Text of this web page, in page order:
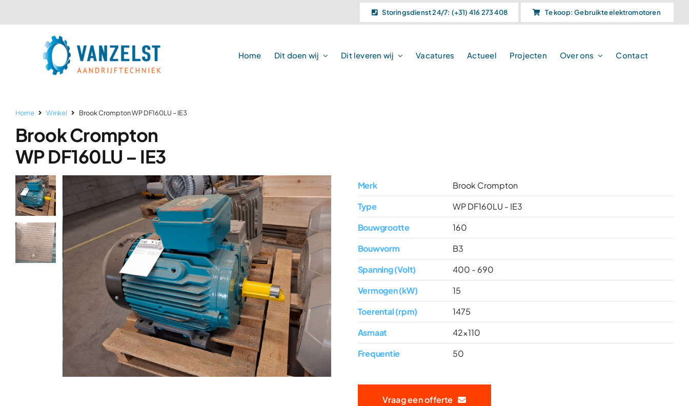
naar
Storingsdienst 24/7: (+31) 416 273 408 Te koop: Gebruikte elektromotoren
Home Dit doen wij Dit leveren wij Vacatures Actueel Projecten Over ons Contact
Home Winkel Brook Crompton WP DF160LU – IE3
Brook Crompton
WP DF160LU – IE3
Merk
Brook Crompton
Type
WP DF160LU - IE3
Bouwgrootte
160
Bouwvorm
B3
Spanning (Volt)
400 - 690
Vermogen (kW)
15
Toerental (rpm)
1475
Asmaat
42x110
Frequentie
50
Vraag een offerte